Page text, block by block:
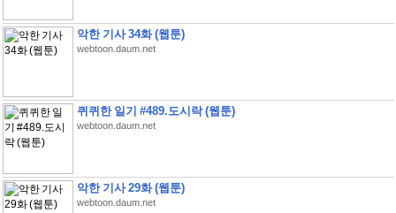
악한 기사 34화 (웹툰)
webtoon.daum.net
퀴퀴한 일기 #489.도시락 (웹툰)
webtoon.daum.net
악한 기사 29화 (웹툰)
webtoon.daum.net